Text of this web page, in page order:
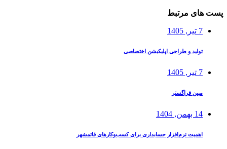
پست های مرتبط
7 تیر, 1405
تولید و طراحی اپلیکیشن اختصاصی
7 تیر, 1405
مبین فراگستر
14 بهمن, 1404
اهمیت نرم‌افزار حسابداری برای کسب‌وکارهای قائمشهر